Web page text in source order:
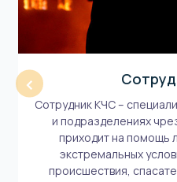
‹
Сотрудник КЧС –
и подразделениях
приходит на помощь
экстремальных
происшествия,